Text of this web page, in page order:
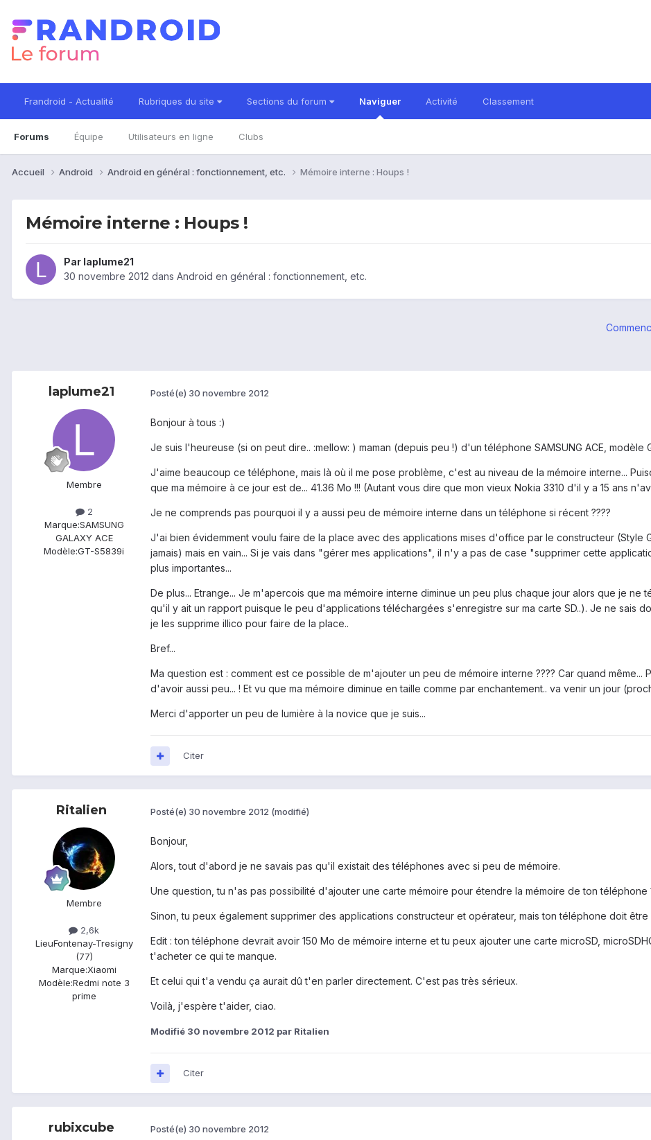
Frandroid - Actualité Rubriques du site Sections du forum Naviguer
Forums Équipe Utilisateurs en ligne Clubs
Activité Classement
Accueil Android Android en général : fonctionnement, etc. Mémoire interne : Houps !
Mémoire interne : Houps !
Par laplume21
30 novembre 2012 dans Android en général : fonctionnement, etc.
laplume21
Membre
2
Marque:SAMSUNG
GALAXY ACE
Modèle:GT-S5839i
Posté(e) 30 novembre 2012
Bonjour à tous :)
Je suis l'heureuse (si on peut dire.. :mellow: ) maman (depuis peu !) d'un téléphone SAMSUNG ACE, modèle
J'aime beaucoup ce téléphone, mais là où il me pose problème, c'est au niveau de la mémoire interne...
que ma mémoire à ce jour est de... 41.36 Mo !!! (Autant vous dire que mon vieux Nokia 3310 d'il y a 15 ans
Je ne comprends pas pourquoi il y a aussi peu de mémoire interne dans un téléphone si récent ????
J'ai bien évidemment voulu faire de la place avec des applications mises d'office par le constructeur (Style
jamais) mais en vain... Si je vais dans "gérer mes applications", il n'y a pas de case "supprimer cette
plus importantes...
De plus... Etrange... Je m'apercois que ma mémoire interne diminue un peu plus chaque jour alors que je ne
qu'il y ait un rapport puisque le peu d'applications téléchargées s'enregistre sur ma carte SD..). Je ne sais
je les supprime illico pour faire de la place..
Bref...
Ma question est : comment est ce possible de m'ajouter un peu de mémoire interne ???? Car quand
d'avoir aussi peu... ! Et vu que ma mémoire diminue en taille comme par enchantement.. va venir un jour
Merci d'apporter un peu de lumière à la novice que je suis...
Citer
Ritalien
Membre
2,6k
LieuFontenay-Tresigny
(77)
Marque:Xiaomi
Modèle:Redmi note 3
prime
Posté(e) 30 novembre 2012 (modifié)
Bonjour,
Alors, tout d'abord je ne savais pas qu'il existait des téléphones avec si peu de mémoire.
Une question, tu n'as pas possibilité d'ajouter une carte mémoire pour étendre la mémoire de ton téléphone
Sinon, tu peux également supprimer des applications constructeur et opérateur, mais ton téléphone doit être
Edit : ton téléphone devrait avoir 150 Mo de mémoire interne et tu peux ajouter une carte microSD,
t'acheter ce qui te manque.
Et celui qui t'a vendu ça aurait dû t'en parler directement. C'est pas très sérieux.
Voilà, j'espère t'aider, ciao.
Modifié 30 novembre 2012 par Ritalien
Citer
rubixcube Posté(e) 30 novembre 2012